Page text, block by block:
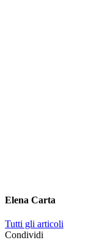
Elena Carta
Tutti gli articoli
Condividi